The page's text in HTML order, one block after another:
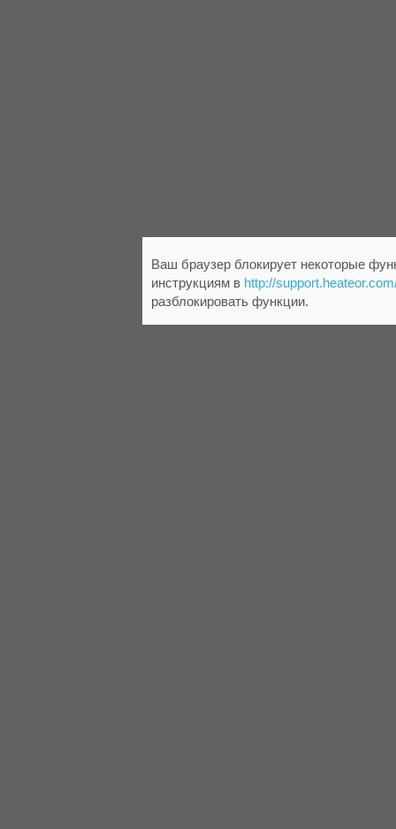
Ваш браузер блокирует некоторые
инструкциям в http://
разблокировать функции.